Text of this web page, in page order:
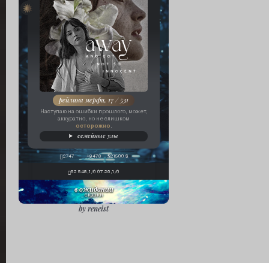
рейлина мерфи, 17 / 531
Наступаю на ошибки прошлого, может,
аккуратно, но не слишком
осторожно .
семейные узы
клан «аардварк»
2747 +9478 21500 $
52 548,1/0 07.26,1/0
by reneist
в ожидании
сказки